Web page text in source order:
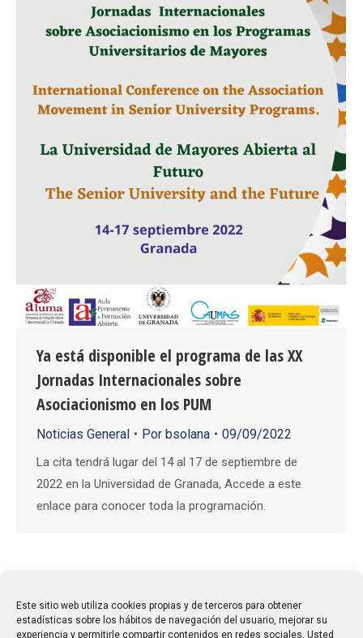
Este sitio web utiliza cookies propias y de terceros para obtener
estadísticas sobre los hábitos de navegación del usuario, mejorar su
experiencia y permitirle compartir contenidos en redes sociales. Usted
Ya está disponible el programa de las XX
Jornadas Internacionales sobre
Asociacionismo en los PUM
Noticias General Por bsolana 09/09/2022
La cita tendrá lugar del 14 al 17 de septiembre de
2022 en la Universidad de Granada, Accede a este
enlace para conocer toda la programación.